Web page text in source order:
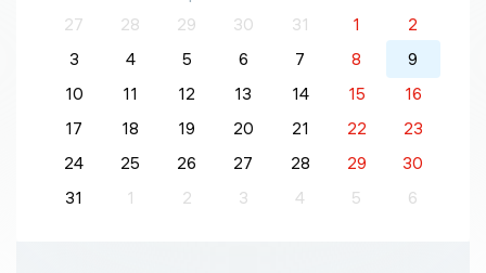
27
28 29 30 31 1
2
3
4 5 6 7 8
9
10
11 12 13 14 15
16
17
18 19 20 21 22
23
24
25 26 27 28 29
30
31
1 2 3 4 5 6